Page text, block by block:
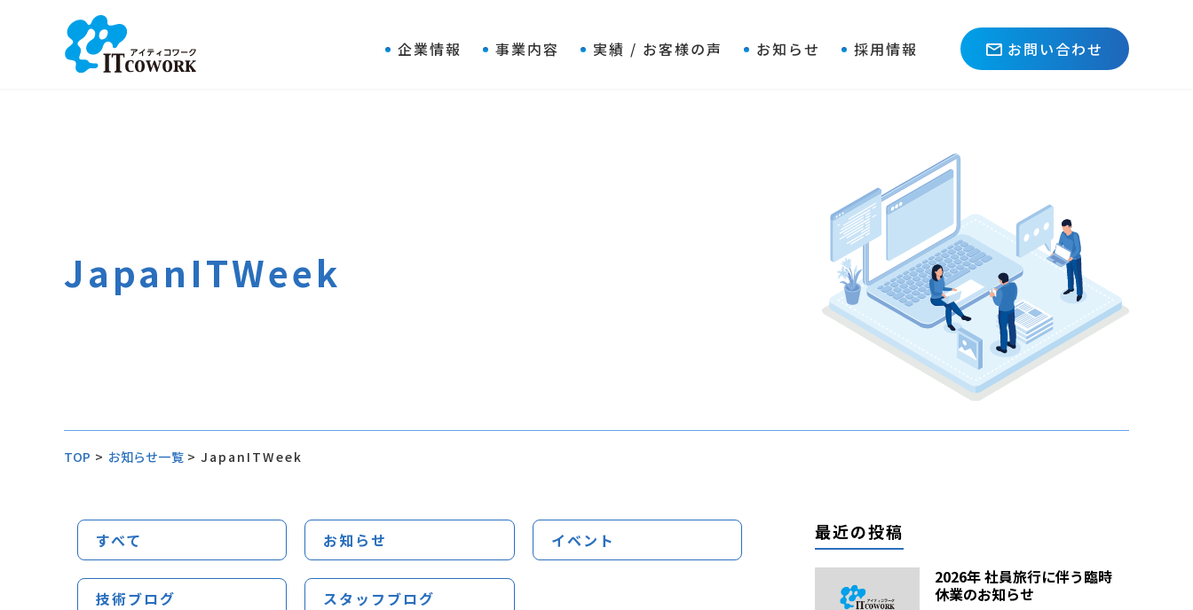
企業情報 事業内容 実績 / お客様の声 お知らせ 採用情報 お問い合わせ
JapanITWeek
TOP > お知らせ一覧 > JapanITWeek
すべて お知らせ イベント
技術ブログ スタッフブログ
最近の投稿
2026年 社員旅行に伴う臨時
休業のお知らせ